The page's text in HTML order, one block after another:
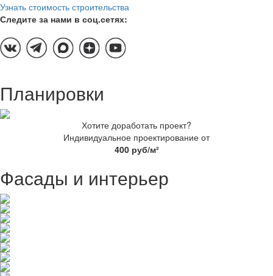
Узнать стоимость строительства
Следите за нами в соц.сетях:
Планировки
Хотите доработать проект?
Индивидуальное проектирование от
400 руб/м²
Фасады и интерьер